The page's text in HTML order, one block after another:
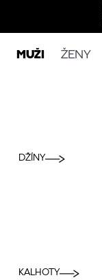
MUŽI ŽENY
DŽÍNY
KALHOTY